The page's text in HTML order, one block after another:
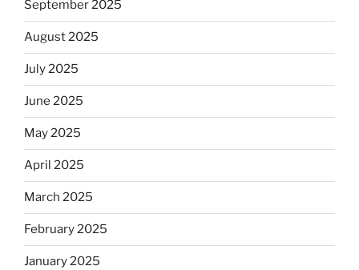
September 2025
August 2025
July 2025
June 2025
May 2025
April 2025
March 2025
February 2025
January 2025